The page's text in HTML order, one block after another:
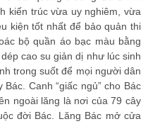
kiến trúc vừa uy nghiêm, vừa
kiện tốt nhất để bảo quản thi
bộ quần áo bạc màu bằng
cao su giản dị như lúc sinh
trong suốt để mọi người dân
Canh “giấc ngủ” cho Bác
ngoài lăng là nơi của 79 cây
đời Bác. Lăng Bác mở cửa